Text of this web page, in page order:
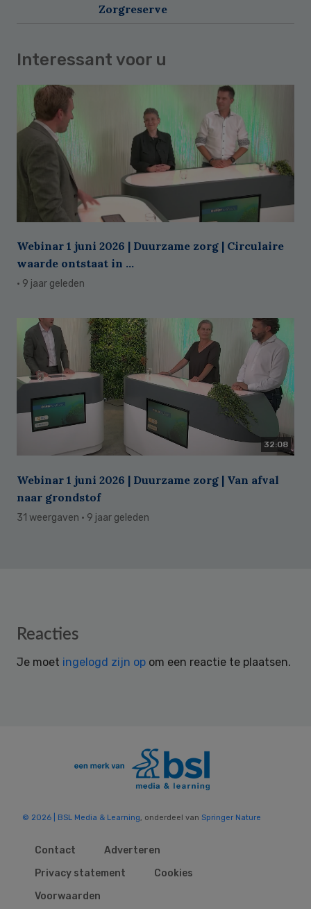
Zorgreserve
Interessant voor u
Webinar 1 juni 2026 | Duurzame zorg | Circulaire
waarde ontstaat in ...
· 9 jaar geleden
32:08
Webinar 1 juni 2026 | Duurzame zorg | Van afval
naar grondstof
31 weergaven · 9 jaar geleden
Reader
Reacties
Je moet ingelogd zijn op om een reactie te plaatsen.
© 2026 | BSL Media & Learning, onderdeel van Springer Nature
Contact
Adverteren
Privacy statement
Cookies
Voorwaarden